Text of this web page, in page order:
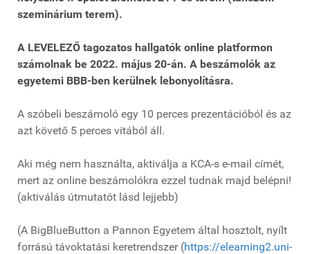
szeminárium terem).
A LEVELEZŐ tagozatos hallgatók online platformon
számolnak be 2022. május 20-án. A beszámolók az
egyetemi BBB-ben kerülnek lebonyolításra.
A szóbeli beszámoló egy 10 perces prezentációból és az
azt követő 5 perces vitából áll.
Aki még nem használta, aktiválja a KCA-s e-mail címét,
mert az online beszámolókra ezzel tudnak majd belépni!
(aktiválás útmutatót lásd lejjebb)
(A BigBlueButton a Pannon Egyetem által hosztolt, nyílt
forrású távoktatási keretrendszer (https://elearning2.uni-